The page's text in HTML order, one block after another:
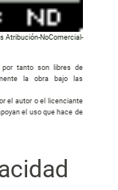
Atribución-NoComercial-
tanto son libres de
la obra bajo las
el autor o el licenciante
el uso que hace de